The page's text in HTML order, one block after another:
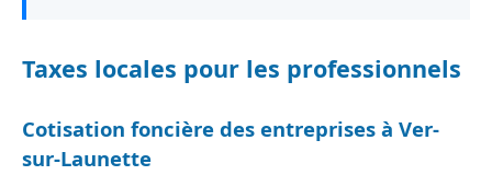
Taxes locales pour les professionnels
Cotisation foncière des entreprises à Ver-
sur-Launette